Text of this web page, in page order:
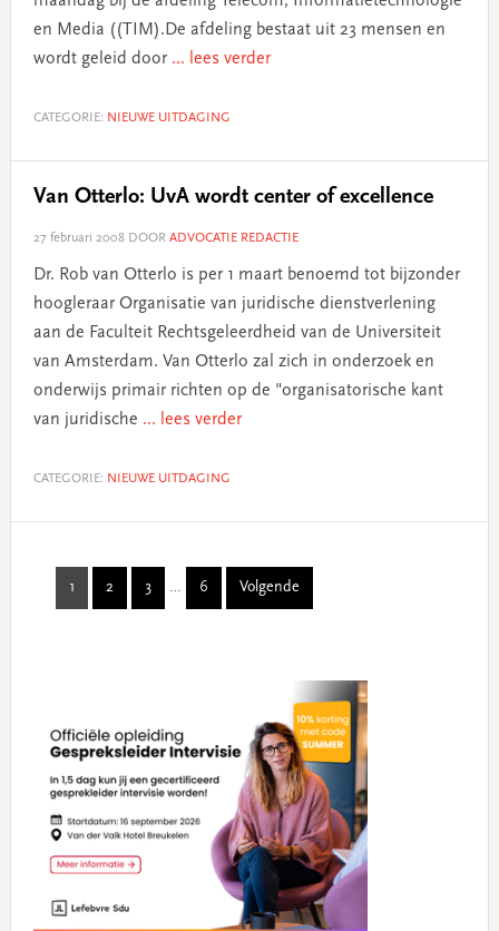
en Media ((TIM).De afdeling bestaat uit 23 mensen en
wordt geleid door ... lees verder
CATEGORIE: NIEUWE UITDAGING
Van Otterlo: UvA wordt center of excellence
27 februari 2008DOOR ADVOCATIE REDACTIE
Dr. Rob van Otterlo is per 1 maart benoemd tot bijzonder
hoogleraar Organisatie van juridische dienstverlening
aan de Faculteit Rechtsgeleerdheid van de Universiteit
van Amsterdam. Van Otterlo zal zich in onderzoek en
onderwijs primair richten op de "organisatorische kant
van juridische ... lees verder
CATEGORIE: NIEUWE UITDAGING
Page
1 Page
2 Page
3
Interim
pages
… Page
6 Volgende